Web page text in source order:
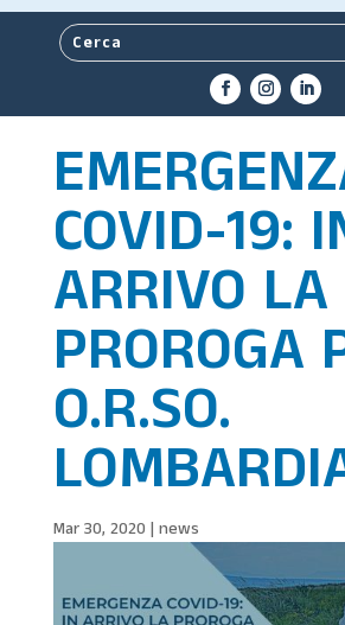
COVID-19:
ARRIVO LA
PROROGA
O.R.SO.
Mar 30, 2020 news